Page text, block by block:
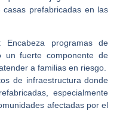
prefabricadas en las
Encabeza programas de
un fuerte componente de
a familias en riesgo.
de infraestructura donde
especialmente
afectadas por el